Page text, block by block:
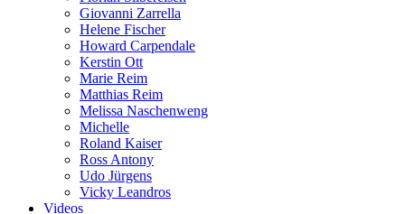
Giovanni Zarrella
Helene Fischer
Howard Carpendale
Kerstin Ott
Marie Reim
Matthias Reim
Melissa Naschenweng
Michelle
Roland Kaiser
Ross Antony
Udo Jürgens
Vicky Leandros
Videos